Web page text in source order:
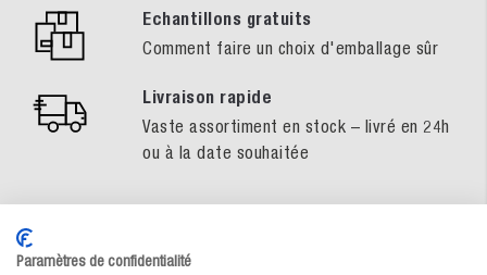
Echantillons gratuits
Comment faire un choix d'emballage sûr
Livraison rapide
Vaste assortiment en stock – livré en 24h
ou à la date souhaitée
Paramètres de confidentialité